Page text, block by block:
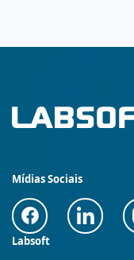
Mídias Sociais
Labsoft